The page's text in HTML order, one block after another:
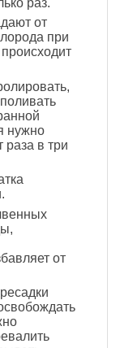
раз.
от
при
нужно
раза в три
от